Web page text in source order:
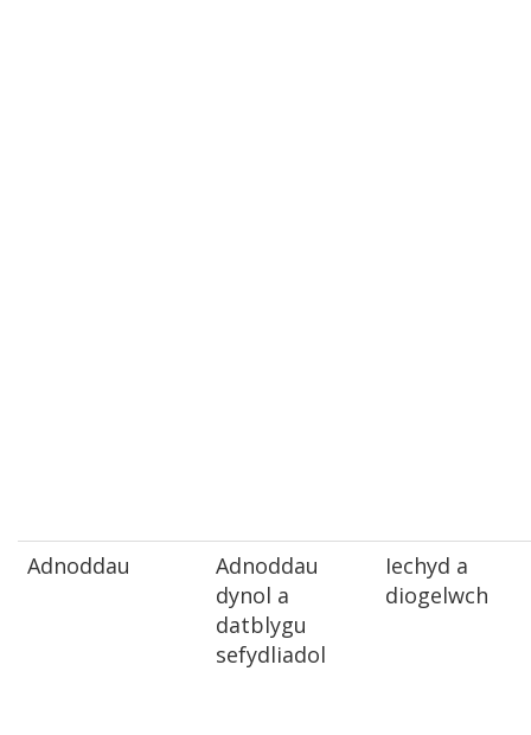
Adnoddau
Adnoddau
dynol a
datblygu
sefydliadol
Iechyd a
diogelwch